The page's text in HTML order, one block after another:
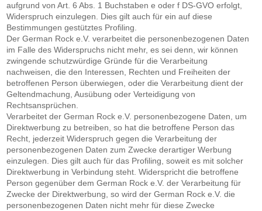
aufgrund von Art. 6 Abs. 1 Buchstaben e oder f DS-GVO erfolgt,
Widerspruch einzulegen. Dies gilt auch für ein auf diese
Bestimmungen gestütztes Profiling.
Der German Rock e.V. verarbeitet die personenbezogenen Daten
im Falle des Widerspruchs nicht mehr, es sei denn, wir können
zwingende schutzwürdige Gründe für die Verarbeitung
nachweisen, die den Interessen, Rechten und Freiheiten der
betroffenen Person überwiegen, oder die Verarbeitung dient der
Geltendmachung, Ausübung oder Verteidigung von
Rechtsansprüchen.
Verarbeitet der German Rock e.V. personenbezogene Daten, um
Direktwerbung zu betreiben, so hat die betroffene Person das
Recht, jederzeit Widerspruch gegen die Verarbeitung der
personenbezogenen Daten zum Zwecke derartiger Werbung
einzulegen. Dies gilt auch für das Profiling, soweit es mit solcher
Direktwerbung in Verbindung steht. Widerspricht die betroffene
Person gegenüber dem German Rock e.V. der Verarbeitung für
Zwecke der Direktwerbung, so wird der German Rock e.V. die
personenbezogenen Daten nicht mehr für diese Zwecke